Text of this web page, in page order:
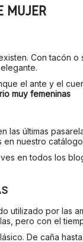
MUJER
Con tacón
el ante y el
muy femeninas
las últimas
nuestro
en todos los
utilizado por las
pero con el
De caña